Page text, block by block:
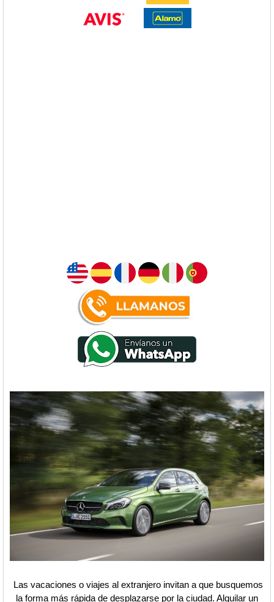
Las vacaciones o viajes al extranjero invitan a que busquemos
la forma más rápida de desplazarse por la ciudad. Alquilar un